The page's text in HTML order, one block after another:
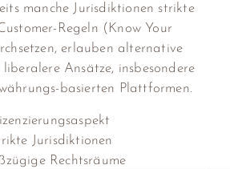
manche Jurisdiktionen strikte
Regeln (Know Your
erlauben alternative
liberalere Ansätze, insbesondere
basierten Plattformen.
Jurisdiktionen
Rechtsräume